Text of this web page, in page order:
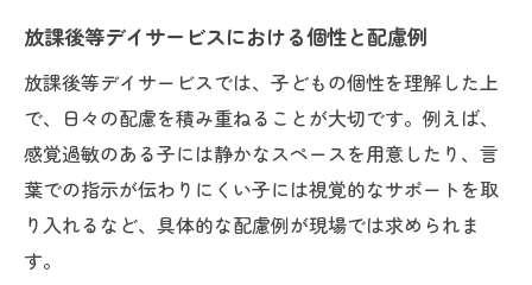
放課後等デイサービスにおける個性と配慮例
放課後等デイサービスでは、子どもの個性を理解した上
で、日々の配慮を積み重ねることが大切です。例えば、
感覚過敏のある子には静かなスペースを用意したり、言
葉での指示が伝わりにくい子には視覚的なサポートを取
り入れるなど、具体的な配慮例が現場では求められま
す。